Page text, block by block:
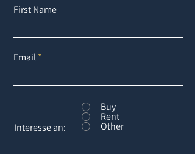
First Name
Email
Interesse an:
Buy
Rent
Other